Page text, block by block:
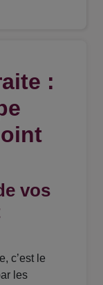
:
vos
c’est le
les